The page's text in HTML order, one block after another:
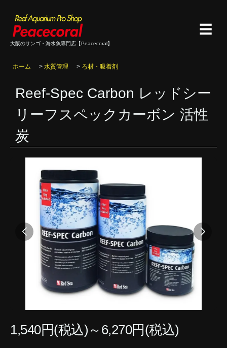
大阪のサンゴ・海水魚専門店【Peacecoral】
☰
ホーム > 水質管理 > ろ材・吸着剤
Reef-Spec Carbon レッドシー
リーフスペックカーボン 活性
炭
1,540円(税込)～6,270円(税込)